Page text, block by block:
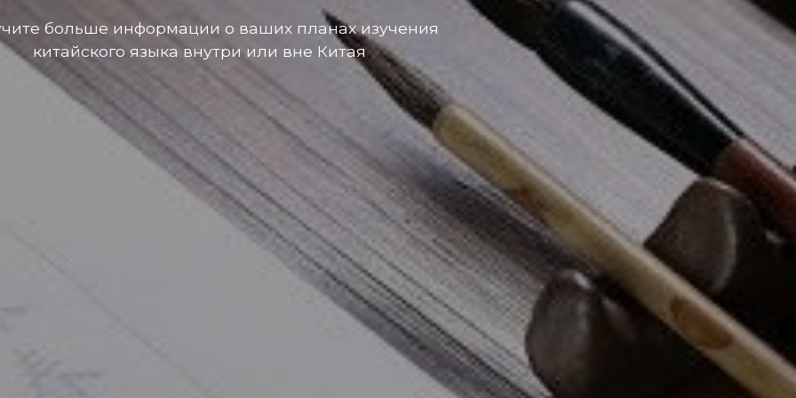
больше информации о ваших планах изучения
китайского языка внутри или вне Китая